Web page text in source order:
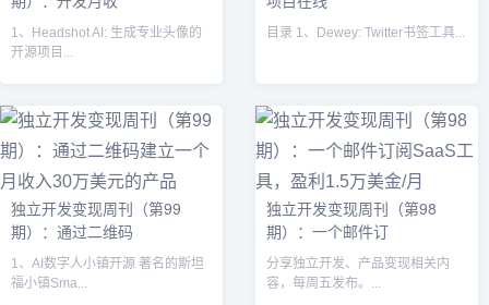
1、Headshot AI: 生成专业头像的
开源项目...
目录 1、Dewey: Twitter书签工具...
独立开发变现周刊（第99
期）：通过二维码
1、AI数字人小镇开源 著名的斯坦
福小镇Sma...
独立开发变现周刊（第98
期）：一个邮件订
分享独立开发、产品变现相关内
容，每周五发布。...